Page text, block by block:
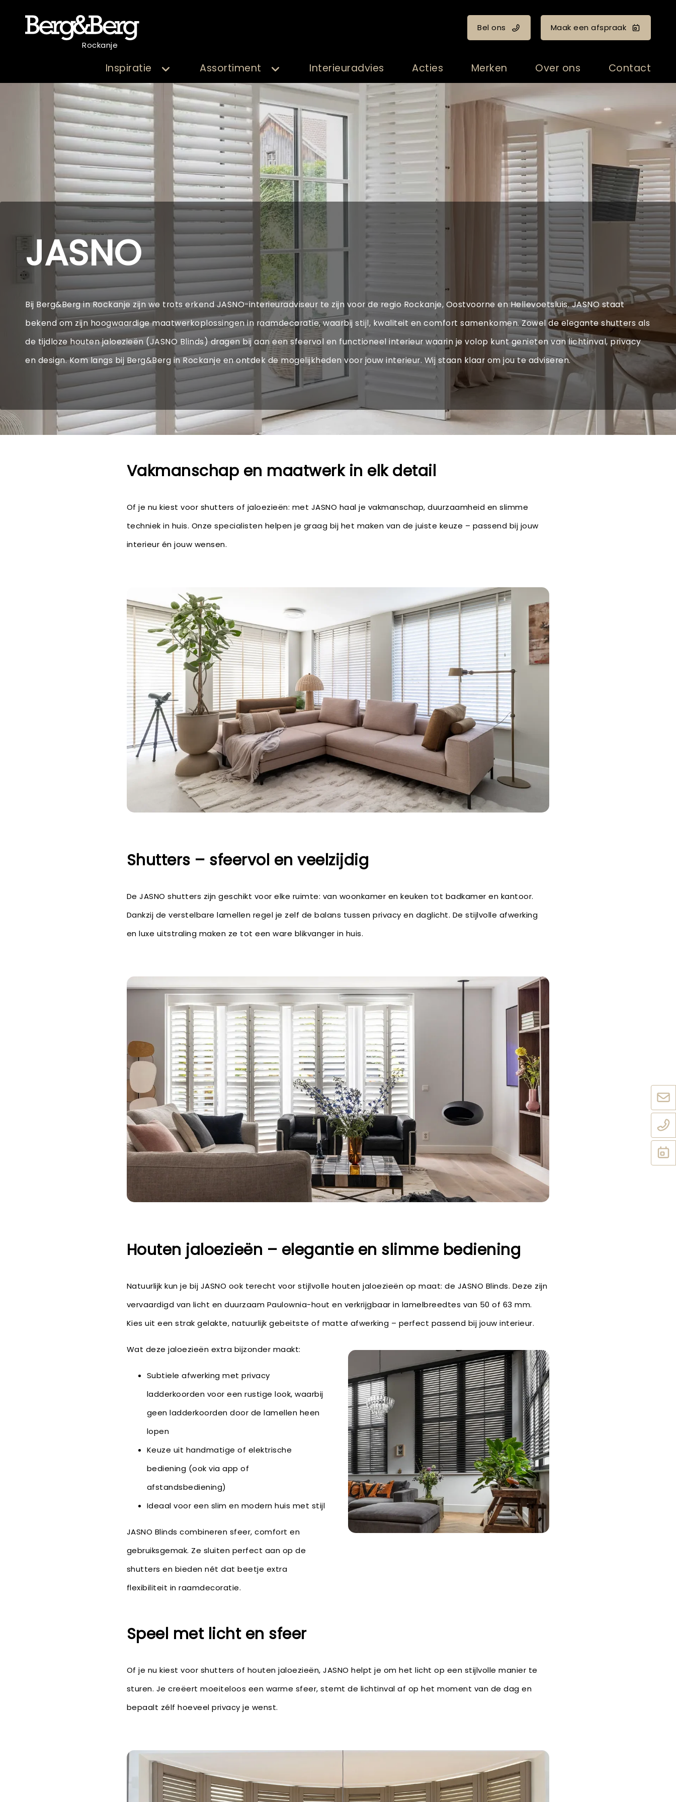
Rockanje
Bel ons Maak een afspraak
Inspiratie Assortiment Interieuradvies Acties Merken Over ons Contact
JASNO
Bij Berg&Berg in Rockanje zijn we trots erkend JASNO-interieuradviseur te zijn voor de regio Rockanje, Oostvoorne en Hellevoetsluis. JASNO staat
bekend om zijn hoogwaardige maatwerkoplossingen in raamdecoratie, waarbij stijl, kwaliteit en comfort samenkomen. Zowel de elegante shutters als
de tijdloze houten jaloezieën (JASNO Blinds) dragen bij aan een sfeervol en functioneel interieur waarin je volop kunt genieten van lichtinval, privacy
en design. Kom langs bij Berg&Berg in Rockanje en ontdek de mogelijkheden voor jouw interieur. Wij staan klaar om jou te adviseren.
Vakmanschap en maatwerk in elk detail
Of je nu kiest voor shutters of jaloezieën: met JASNO haal je vakmanschap, duurzaamheid en slimme
techniek in huis. Onze specialisten helpen je graag bij het maken van de juiste keuze – passend bij jouw
interieur én jouw wensen.
Shutters – sfeervol en veelzijdig
De JASNO shutters zijn geschikt voor elke ruimte: van woonkamer en keuken tot badkamer en kantoor.
Dankzij de verstelbare lamellen regel je zelf de balans tussen privacy en daglicht. De stijlvolle afwerking
en luxe uitstraling maken ze tot een ware blikvanger in huis.
Houten jaloezieën – elegantie en slimme bediening
Natuurlijk kun je bij JASNO ook terecht voor stijlvolle houten jaloezieën op maat: de JASNO Blinds. Deze zijn
vervaardigd van licht en duurzaam Paulownia-hout en verkrijgbaar in lamelbreedtes van 50 of 63 mm.
Kies uit een strak gelakte, natuurlijk gebeitste of matte afwerking – perfect passend bij jouw interieur.
Wat deze jaloezieën extra bijzonder maakt:
Subtiele afwerking met privacy
ladderkoorden voor een rustige look, waarbij
geen ladderkoorden door de lamellen heen
lopen
Keuze uit handmatige of elektrische
bediening (ook via app of
afstandsbediening)
Ideaal voor een slim en modern huis met stijl
JASNO Blinds combineren sfeer, comfort en
gebruiksgemak. Ze sluiten perfect aan op de
shutters en bieden nét dat beetje extra
flexibiliteit in raamdecoratie.
Speel met licht en sfeer
Of je nu kiest voor shutters of houten jaloezieën, JASNO helpt je om het licht op een stijlvolle manier te
sturen. Je creëert moeiteloos een warme sfeer, stemt de lichtinval af op het moment van de dag en
bepaalt zélf hoeveel privacy je wenst.